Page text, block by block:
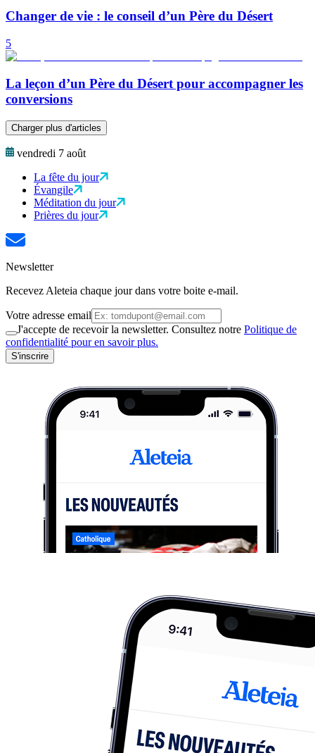
Changer de vie : le conseil d’un Père du Désert
5
La leçon d’un Père du Désert pour accompagner les
conversions
Charger plus d'articles
vendredi 7 août
La fête du jour
Évangile
Méditation du jour
Prières du jour
Newsletter
Recevez Aleteia chaque jour dans votre boite e-mail.
Votre adresse email
J'accepte de recevoir la newsletter. Consultez notre Politique de
confidentialité pour en savoir plus.
S'inscrire